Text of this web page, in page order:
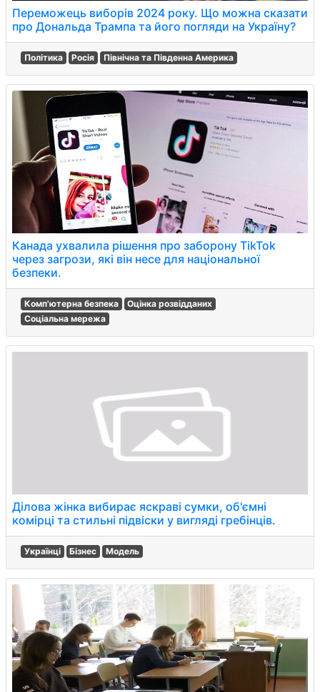
Переможець виборів 2024 року. Що можна сказати
про Дональда Трампа та його погляди на Україну?
Політика Росія Північна та Південна Америка
Канада ухвалила рішення про заборону TikTok
через загрози, які він несе для національної
безпеки.
Комп'ютерна безпека
Оцінка розвідданих
Соціальна мережа
Ділова жінка вибирає яскраві сумки, об'ємні
комірці та стильні підвіски у вигляді гребінців.
Українці Бізнес Модель